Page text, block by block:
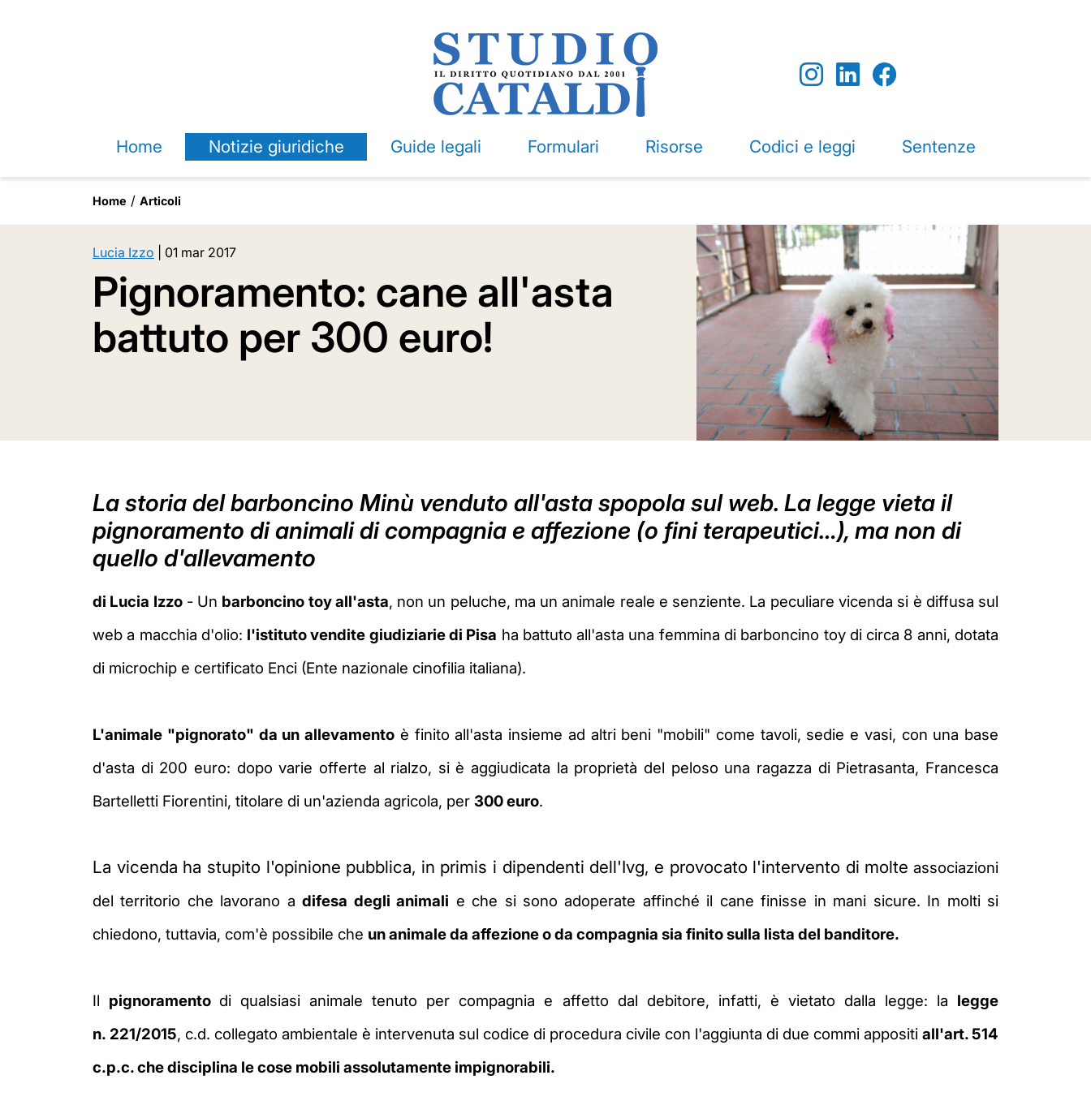
Home Notizie giuridiche Guide legali Formulari Risorse Codici e leggi Sentenze
Home Articoli
Lucia Izzo 01 mar 2017
Pignoramento: cane all'asta
battuto per 300 euro!
La storia del barboncino Minù venduto all'asta spopola sul web. La legge vieta il
pignoramento di animali di compagnia e affezione (o fini terapeutici…), ma non di
quello d'allevamento
di Lucia Izzo- Un barboncino toy all'asta, non un peluche, ma un animale reale e senziente. La peculiare vicenda si è diffusa sul
web a macchia d'olio: l'istituto vendite giudiziarie di Pisa ha battuto all'asta una femmina di barboncino toy di circa 8 anni, dotata
di microchip e certificato Enci (Ente nazionale cinofilia italiana).
L'animale "pignorato" da un allevamento è finito all'asta insieme ad altri beni "mobili" come tavoli, sedie e vasi, con una base
d'asta di 200 euro: dopo varie offerte al rialzo, si è aggiudicata la proprietà del peloso una ragazza di Pietrasanta, Francesca
Bartelletti Fiorentini, titolare di un'azienda agricola, per 300 euro.
La vicenda ha stupito l'opinione pubblica, in primis i dipendenti dell'Ivg, e provocato l'intervento di molte associazioni
del territorio che lavorano adifesa degli animali e che si sono adoperate affinché il cane finisse in mani sicure. In molti si
chiedono, tuttavia, com'è possibile che un animale da affezione o da compagnia sia finito sulla lista del banditore.
Il pignoramento di qualsiasi animale tenuto per compagnia e affetto dal debitore, infatti, è vietato dalla legge: la legge
n. 221/2015, c.d. collegato ambientale è intervenuta sul codice di procedura civile con l'aggiunta di due commi appositi all'art. 514
c.p.c. che disciplina le cose mobili assolutamente impignorabili.